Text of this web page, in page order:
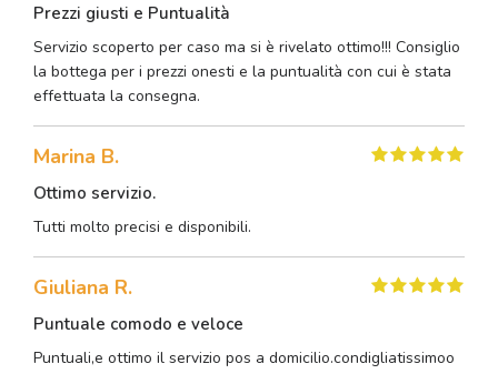
Prezzi giusti e Puntualità
Servizio scoperto per caso ma si è rivelato ottimo!!! Consiglio
la bottega per i prezzi onesti e la puntualità con cui è stata
effettuata la consegna.
Marina B.
Ottimo servizio.
Tutti molto precisi e disponibili.
Giuliana R.
Puntuale comodo e veloce
Puntuali,e ottimo il servizio pos a domicilio.condigliatissimoo